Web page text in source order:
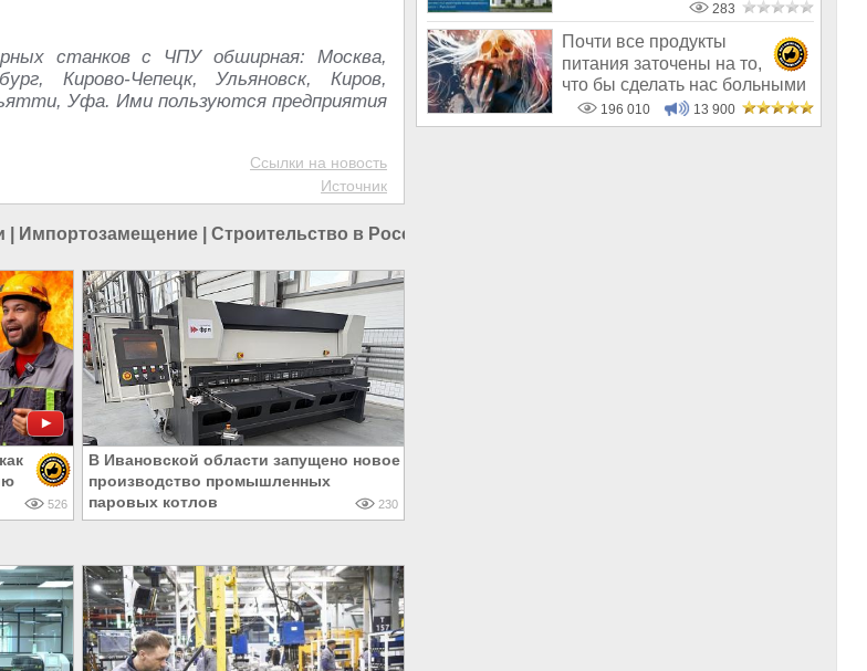
станков с ЧПУ обширная: Москва,
Кирово-Чепецк, Ульяновск, Киров,
Уфа. Ими пользуются предприятия
Ссылки на новость
Источник
Импортозамещение Строительство в России
526
В Ивановской области запущено новое
производство промышленных
паровых котлов
230
283
Почти все продукты
питания заточены на то,
что бы сделать нас больными
и бесплодным
196 010 13 900